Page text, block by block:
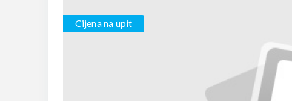
Cijena na upit